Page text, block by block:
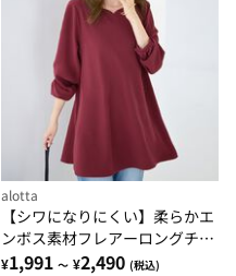
alotta
【シワになりにくい】柔らかエ
ンボス素材フレアーロングチュ
ニックＴシャツ
¥1,991 ～ ¥2,490 (税込)